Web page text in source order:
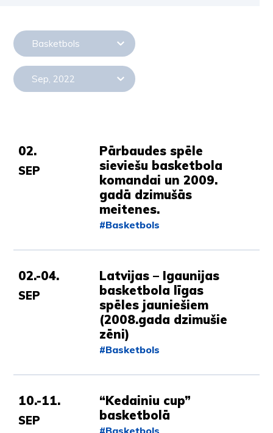
Basketbols
Sep, 2022
02.
SEP
Pārbaudes spēle
sieviešu basketbola
komandai un 2009.
gadā dzimušās
meitenes.
#Basketbols
02.-04.
SEP
Latvijas – Igaunijas
basketbola līgas
spēles jauniešiem
(2008.gada dzimušie
zēni)
#Basketbols
10.-11.
SEP
“Kedainiu cup”
basketbolā
#Basketbols